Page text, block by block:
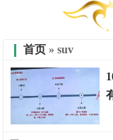
首页 » suv